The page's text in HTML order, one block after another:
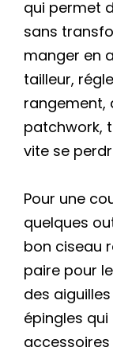
qui permet
sans
manger en
tailleur,
patchwork,
vite se
Pour une
quelques
bon ciseau
paire pour
des
épingles qui